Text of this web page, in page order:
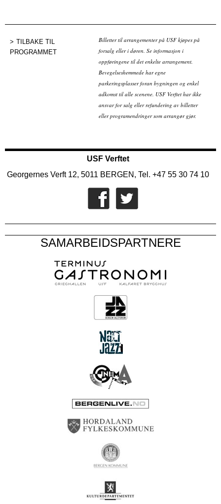
TILBAKE TIL
PROGRAMMET
Billetter til arrangementer på USF kjøpes på
forsalg eller i døren. Se informasjon i
oppføringene til det enkelte arrangement.
Bevegelseshemmede har egne
parkeringsplasser foran bygningen og enkel
adkomst til alle scenene. USF Verftet har ikke
ansvar for salg eller refundering av billetter
eller programendringer som arrangør gjør.
USF Verftet
Georgernes Verft 12, 5011 BERGEN, Tel. +47 55 30 74 10
SAMARBEIDSPARTNERE